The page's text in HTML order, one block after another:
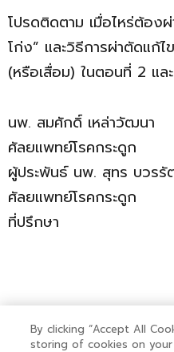
โปรดติดตาม เมื่อไหร่ต้องผ่
โก่ง” และวิธีการผ่าตัดแก้ไ
(หรือเสื่อม) ในตอนที่ 2 แล
นพ. สมศักดิ์ เหล่าวัฒนา
ศัลยแพทย์โรคกระดูก
ผู้ประพันธ์ นพ. สุทร บวรรั
ศัลยแพทย์โรคกระดูก
ที่ปรึกษา
By clicking “Accept All
storing of cookies on